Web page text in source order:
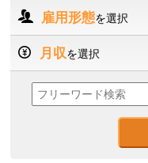
雇用形態を選択
月収を選択